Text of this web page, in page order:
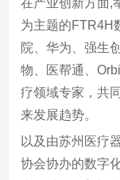
在产业创新方面,
为主题的FTR4H
院、华为、强生
物、医帮通、
疗领域专家，共
来发展趋势。
以及由苏州医疗
协会协办的数字